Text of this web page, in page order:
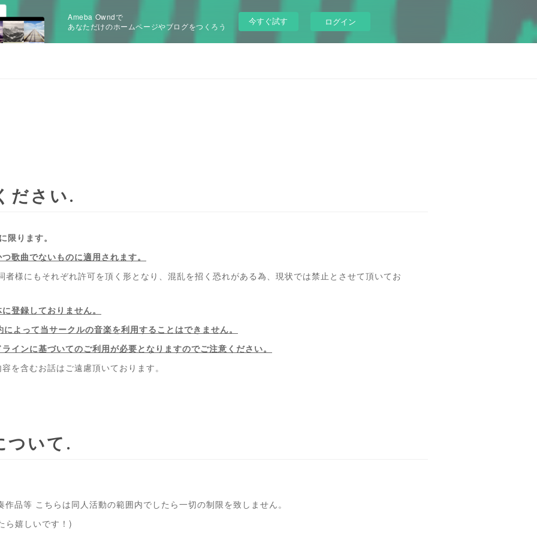
Ameba Owndで
あなただけのホームページやブログをつくろう
今すぐ試す ログイン
ださい
ります。
歌曲でないものに適用されます。
様にもそれぞれ許可を頂く形となり、混乱を招く恐れがある為、現状では禁止とさせて頂いてお
登録しておりません。
よって当サークルの音楽を利用することはできません。
インに基づいてのご利用が必要となりますのでご注意ください。
を含むお話はご遠慮頂いております。
ついて
品等 こちらは同人活動の範囲内でしたら一切の制限を致しません。
ら嬉しいです！)